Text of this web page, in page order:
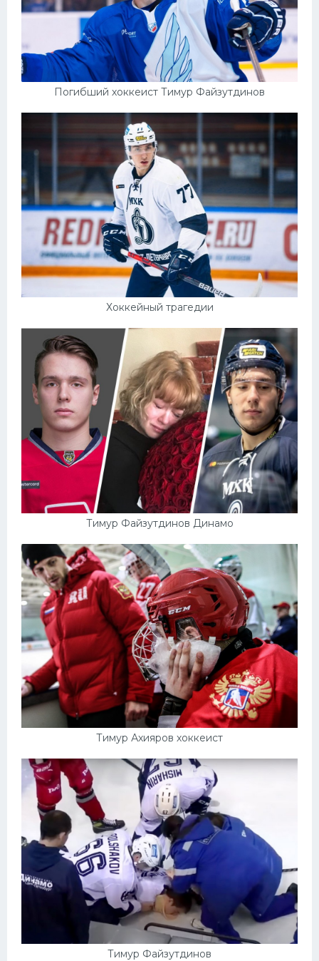
Погибший хоккеист Тимур Файзутдинов
Хоккейный трагедии
Тимур Файзутдинов Динамо
Тимур Ахияров хоккеист
Тимур Файзутдинов